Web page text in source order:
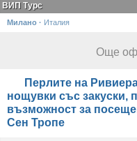
ВИП Турс
Милано · Италия
Още
Перлите на
нощувки със закуски,
възможност за
Сен Тропе